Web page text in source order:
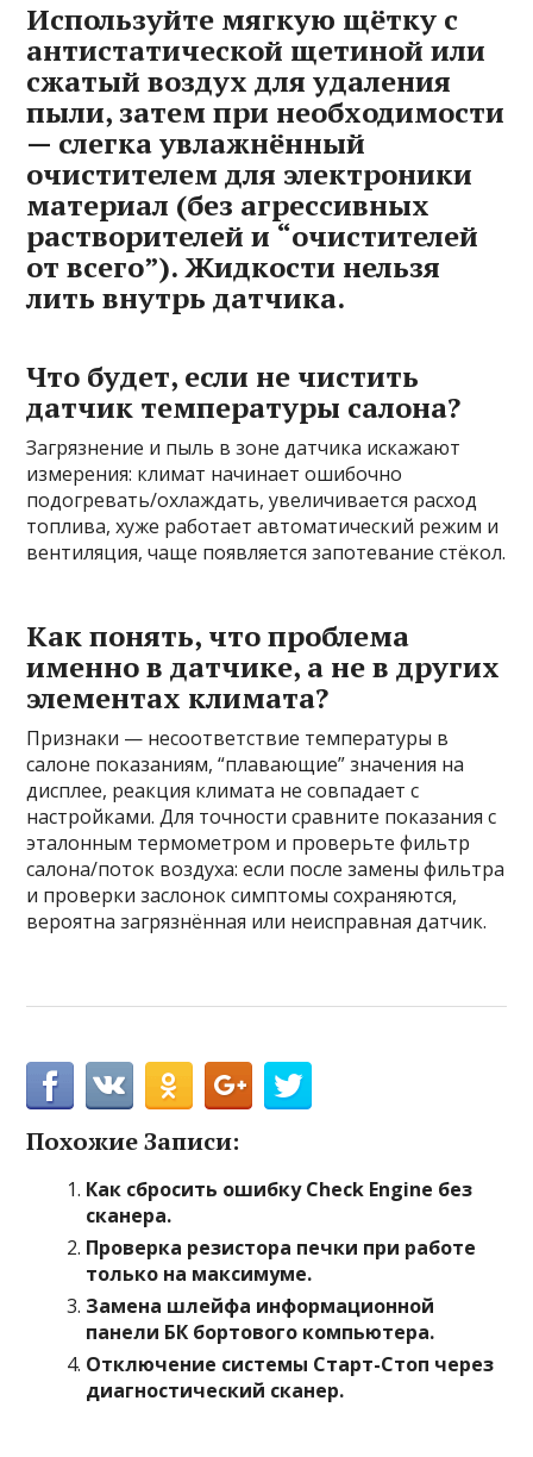
Используйте мягкую щётку с
антистатической щетиной или
сжатый воздух для удаления
пыли, затем при необходимости
— слегка увлажнённый
очистителем для электроники
материал (без агрессивных
растворителей и “очистителей
от всего”). Жидкости нельзя
лить внутрь датчика.
Что будет, если не чистить
датчик температуры салона?
Загрязнение и пыль в зоне датчика искажают
измерения: климат начинает ошибочно
подогревать/охлаждать, увеличивается расход
топлива, хуже работает автоматический режим и
вентиляция, чаще появляется запотевание стёкол.
Как понять, что проблема
именно в датчике, а не в других
элементах климата?
Признаки — несоответствие температуры в
салоне показаниям, “плавающие” значения на
дисплее, реакция климата не совпадает с
настройками. Для точности сравните показания с
эталонным термометром и проверьте фильтр
салона/поток воздуха: если после замены фильтра
и проверки заслонок симптомы сохраняются,
вероятна загрязнённая или неисправная датчик.
Похожие Записи:
Как сбросить ошибку Check Engine без
сканера.
Проверка резистора печки при работе
только на максимуме.
Замена шлейфа информационной
панели БК бортового компьютера.
Отключение системы Старт-Стоп через
диагностический сканер.